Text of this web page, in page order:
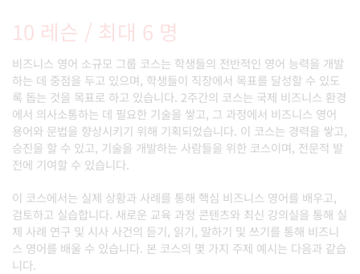
10 레슨 / 최대 6 명
비즈니스 영어 소규모 그룹 코스는 학생들의 전반적인 영어 능력을 개발
하는 데 중점을 두고 있으며, 학생들이 직장에서 목표를 달성할 수 있도
록 돕는 것을 목표로 하고 있습니다. 2주간의 코스는 국제 비즈니스 환경
에서 의사소통하는 데 필요한 기술을 쌓고, 그 과정에서 비즈니스 영어
용어와 문법을 향상시키기 위해 기획되었습니다. 이 코스는 경력을 쌓고,
승진을 할 수 있고, 기술을 개발하는 사람들을 위한 코스이며, 전문적 발
전에 기여할 수 있습니다.
이 코스에서는 실제 상황과 사례를 통해 핵심 비즈니스 영어를 배우고,
검토하고 실습합니다. 새로운 교육 과정 콘텐츠와 최신 강의실을 통해 실
제 사례 연구 및 시사 사건의 듣기, 읽기, 말하기 및 쓰기를 통해 비즈니
스 영어를 배울 수 있습니다. 본 코스의 몇 가지 주제 예시는 다음과 같습
니다.